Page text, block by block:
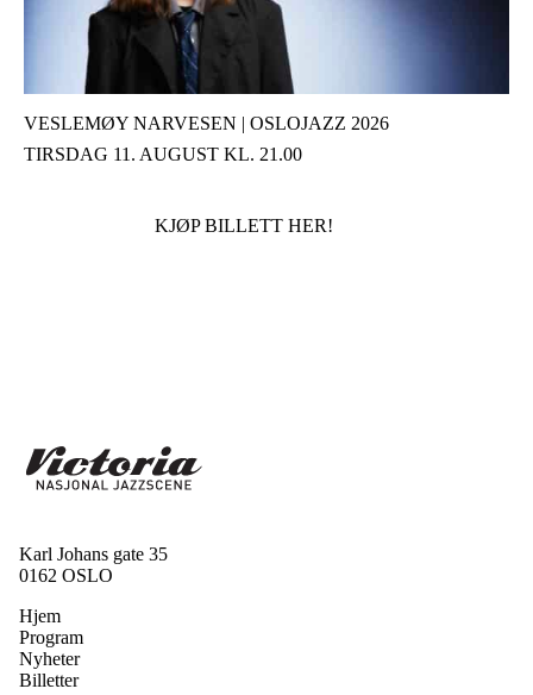
VESLEMØY NARVESEN | OSLOJAZZ 2026
TIRSDAG 11. AUGUST KL. 21.00
KJØP BILLETT HER!
Karl Johans gate 35
0162 OSLO
Hjem
Program
Nyheter
Billetter